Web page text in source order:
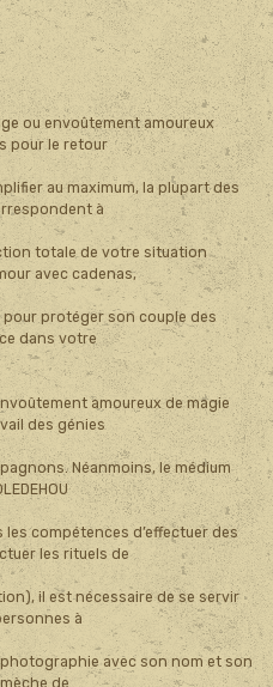
ou envoûtement amoureux
pour le retour
au maximum, la plupart des
à
totale de votre situation
avec cadenas,
protéger son couple des
dans votre
amoureux de magie
des génies
Néanmoins, le médium
compétences d’effectuer des
les rituels de
il est nécessaire de se servir
à
avec son nom et son
de